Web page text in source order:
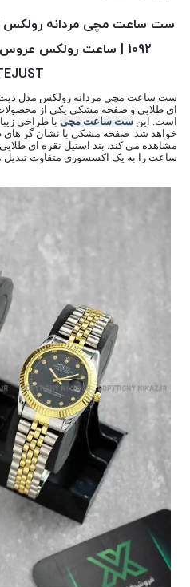
1092 | ساعت رولکس
ای طلایی و صفحه مشکی یکی از
است. این ست ساعت مچی با طراحی
خواهد شد. صفحه مشکی با نشان گر های
مشاهده می کند. بند استیل نقره ای
ساعت را به یک اکسسوری متفاوت تبدیل